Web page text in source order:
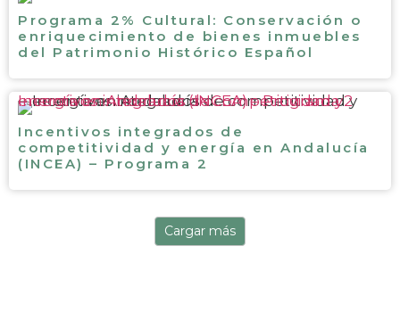
Programa 2% Cultural: Conservación o
enriquecimiento de bienes inmuebles
del Patrimonio Histórico Español
Incentivos integrados de competitividad y energía en Andalucía (INCEA) – Programa 2
Incentivos integrados de
competitividad y energía en Andalucía
(INCEA) – Programa 2
Cargar más